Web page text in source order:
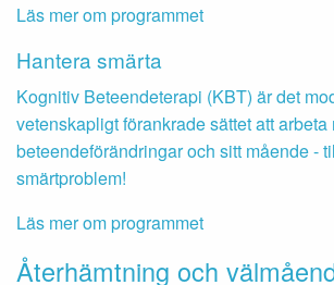
Läs mer om programmet
Hantera smärta
Kognitiv Beteendeterapi (KBT) är det
vetenskapligt förankrade sättet att arbeta
beteendeförändringar och sitt mående -
smärtproblem!
Läs mer om programmet
Återhämtning och